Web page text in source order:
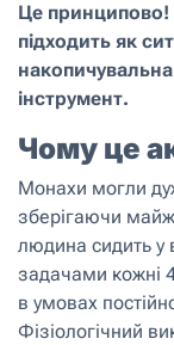
Це принципово!
підходить як
інструмент.
Чому це
Монахи могли
зберігаючи
людина сидить у
задачами кожні
в умовах
Фізіологічний